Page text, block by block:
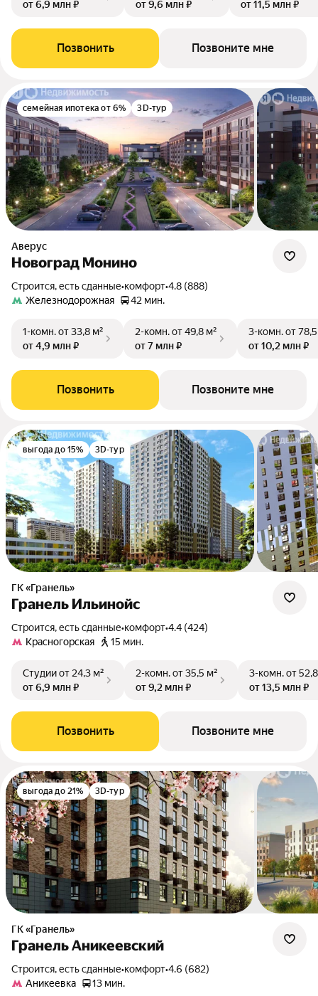
от 6,9 млн ₽
от 9,6 млн ₽
от 11,5 млн ₽
Позвонить Позвоните мне
семейная ипотека от 6% 3D-тур
Аверус
Новоград Монино
Строится, есть сданные•комфорт•4.8 (888)
Железнодорожная
42 мин.
1-комн.от 33,8 м²
от 4,9 млн ₽
2-комн.от 49,8 м²
от 7 млн ₽
3-комн.от
от 10,2 млн ₽
Позвонить Позвоните мне
выгода до 15% 3D-тур
ГК «Гранель»
Гранель Ильинойс
Строится, есть сданные•комфорт•4.4 (424)
Красногорская
15 мин.
Студииот 24,3 м²
от 6,9 млн ₽
2-комн.от 35,5 м²
от 9,2 млн ₽
3-комн.от
от 13,5 млн ₽
Позвонить Позвоните мне
выгода до 21% 3D-тур
ГК «Гранель»
Гранель Аникеевский
Строится, есть сданные•комфорт•4.6 (682)
Аникеевка
13 мин.